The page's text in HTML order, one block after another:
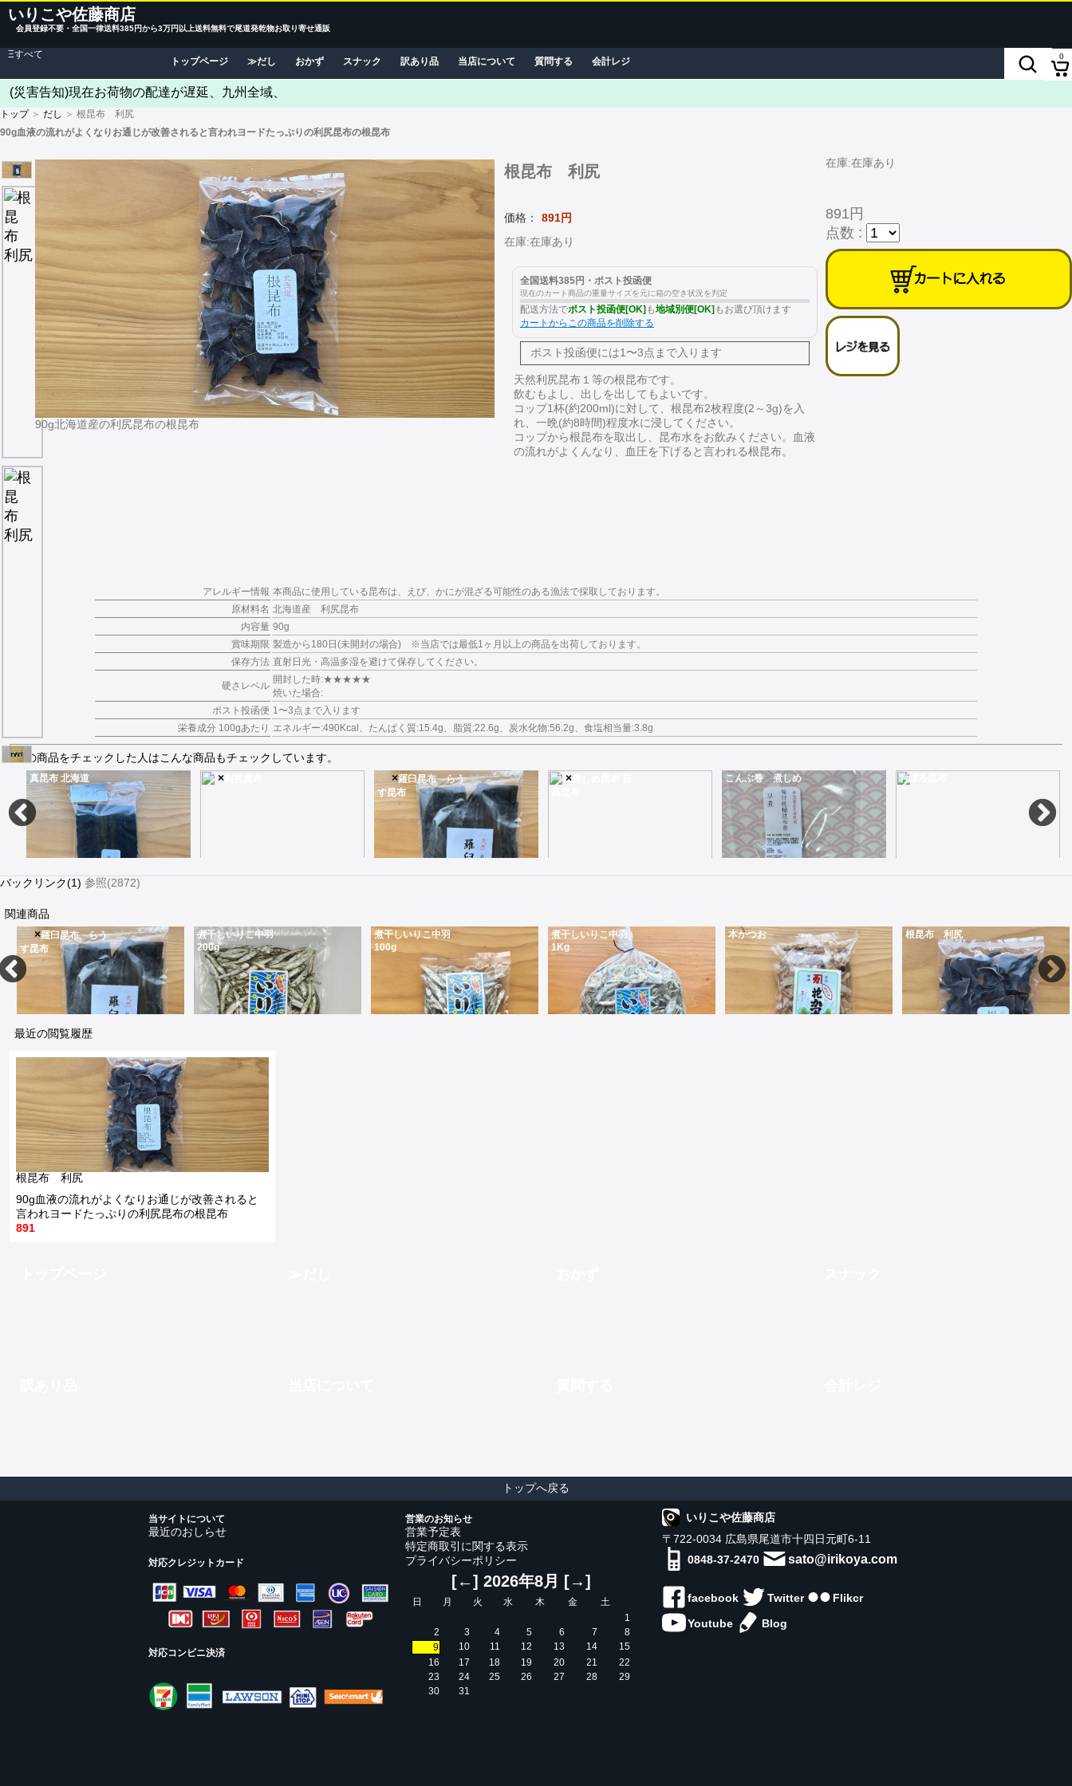
いりこや佐藤商店
会員登録不要・全国一律送料385円から3万円以上送料無料で尾道発乾物お取り寄せ通販
Ξすべて
トップページ だし おかず スナック 訳あり品 当店について 質問する 会計レジ 0
(災害告知)現在お荷物の配達が遅延、九州全域、
トップ＞ だし ＞ 根昆布 利尻
90g血液の流れがよくなりお通じが改善されると言われヨードたっぷりの利尻昆布の根昆布
根昆布 利尻
価格：
891円
在庫:在庫あり
全国送料385円・ポスト投函便
現在のカート商品の重量サイズを元に箱の空き状況を判定
配送方法でポスト投函便[OK] も地域別便[OK] もお選び頂けます
カートからこの商品を削除する
ポスト投函便には1〜3点まで入ります
天然利尻昆布１等の根昆布です。
飲むもよし、出しを出してもよいです。
コップ1杯(約200ml)に対して、根昆布2枚程度(2～3g)を入
れ、一晩(約8時間)程度水に浸してください。
コップから根昆布を取出し、昆布水をお飲みください。血液
の流れがよくんなり、血圧を下げると言われる根昆布。
在庫:在庫あり
891円
点数 :
90g北海道産の利尻昆布の根昆布
アレルギー情報 本商品に使用している昆布は、えび、かにが混ざる可能性のある漁法で採取しております。
原材料名 北海道産 利尻昆布
内容量 90g
賞味期限 製造から180日(未開封の場合) ※当店では最低1ヶ月以上の商品を出荷しております。
保存方法 直射日光・高温多湿を避けて保存してください。
硬さレベル
開封した時:★★★★★
焼いた場合:
ポスト投函便 1〜3点まで入ります
栄養成分 100gあたり エネルギー:490Kcal、たんぱく質:15.4g、脂質:22.6g、炭水化物:56.2g、食塩相当量:3.8g
この商品をチェックした人はこんな商品もチェックしています。
真昆布 北海道
1,535
×利尻昆布
840
×羅臼昆布 らう
す昆布
×煮しめ昆布 日
こんぶ巻 煮しめ おぼろ昆布
バックリンク(1) 参照(2872)
関連商品
×羅臼昆布 らう
す昆布
2,900
煮干しいりこ中羽
200g
1,000
煮干しいりこ中羽
100g
煮干しいりこ中羽
1Kg
本かつお 根昆布 利尻
最近の閲覧履歴
根昆布 利尻
90g血液の流れがよくなりお通じが改善されると
言われヨードたっぷりの利尻昆布の根昆布
891
トップへ戻る
当サイトについて
最近のおしらせ
対応クレジットカード
対応コンビニ決済
営業のお知らせ
営業予定表
特定商取引に関する表示
プライバシーポリシー
[←] 2026年8月 [→]
日 月 火 水 木 金
土
1
2
3 4 5 6 7
8
9
10 11 12 13 14
15
16
17 18 19 20 21
22
23
24 25 26 27 28
29
30
31
いりこや佐藤商店
〒722-0034 広島県尾道市十四日元町6-11
0848-37-2470
sato@irikoya.com
facebook Twitter
Flikcr
Youtube
Blog